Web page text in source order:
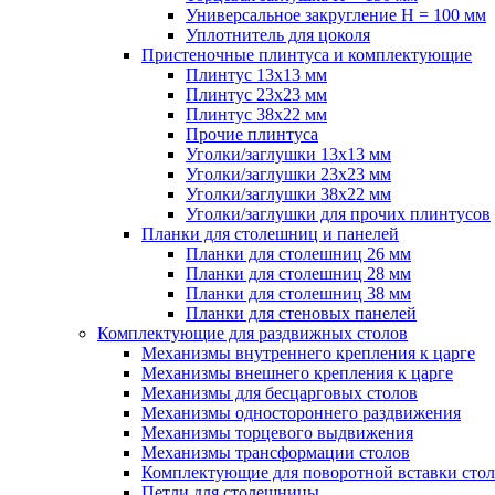
Универсальное закругление H = 100 мм
Уплотнитель для цоколя
Пристеночные плинтуса и комплектующие
Плинтус 13х13 мм
Плинтус 23х23 мм
Плинтус 38х22 мм
Прочие плинтуса
Уголки/заглушки 13х13 мм
Уголки/заглушки 23х23 мм
Уголки/заглушки 38х22 мм
Уголки/заглушки для прочих плинтусов
Планки для столешниц и панелей
Планки для столешниц 26 мм
Планки для столешниц 28 мм
Планки для столешниц 38 мм
Планки для стеновых панелей
Комплектующие для раздвижных столов
Механизмы внутреннего крепления к царге
Механизмы внешнего крепления к царге
Механизмы для бесцарговых столов
Механизмы одностороннего раздвижения
Механизмы торцевого выдвижения
Механизмы трансформации столов
Комплектующие для поворотной вставки